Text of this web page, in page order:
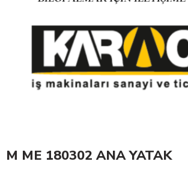
M ME 180302 ANA YATAK